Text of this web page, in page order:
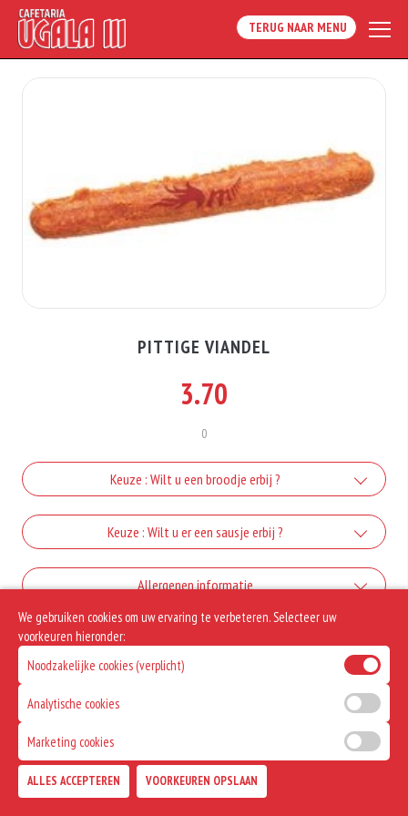
TERUG NAAR MENU
PITTIGE VIANDEL
3.70
0
Keuze : Wilt u een broodje erbij ?
Broodje
+€0.50
Keuze : Wilt u er een sausje erbij ?
Mayonaise
+€0.30
+€0.30
Satesaus
Allergenen informatie
We gebruiken cookies om uw ervaring te verbeteren. Selecteer uw
voorkeuren hieronder:
Noodzakelijke cookies (verplicht)
Analytische cookies
Marketing cookies
ALLES ACCEPTEREN VOORKEUREN OPSLAAN